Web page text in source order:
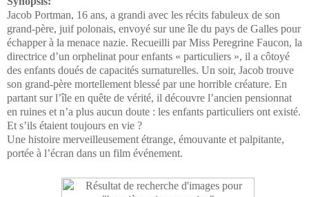
Jacob Portman, 16 ans, a grandi avec les récits fabuleux de son
grand-père, juif polonais, envoyé sur une île du pays de Galles pour
échapper à la menace nazie. Recueilli par Miss Peregrine Faucon, la
directrice d’un orphelinat pour enfants « particuliers », il a côtoyé
des enfants doués de capacités surnaturelles. Un soir, Jacob trouve
son grand-père mortellement blessé par une horrible créature. En
partant sur l’île en quête de vérité, il découvre l’ancien pensionnat
en ruines et n’a plus aucun doute : les enfants particuliers ont existé.
Et s’ils étaient toujours en vie ?
Une histoire merveilleusement étrange, émouvante et palpitante,
portée à l’écran dans un film événement.